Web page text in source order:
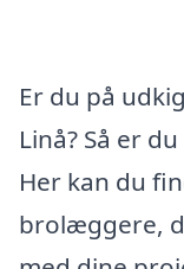
Er du på
Linå? Så er
Her kan du
brolæggere,